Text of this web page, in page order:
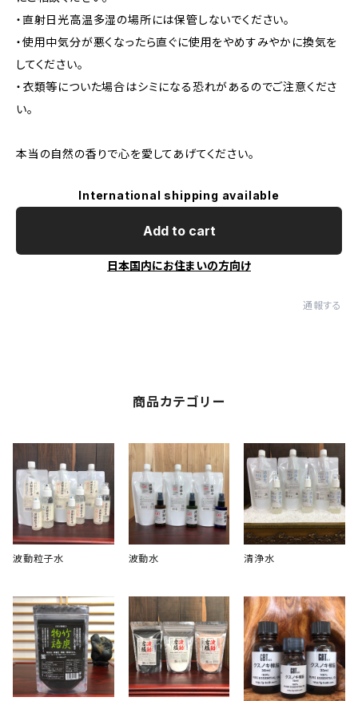
・直射日光高温多湿の場所には保管しないでください。
・使用中気分が悪くなったら直ぐに使用をやめすみやかに換気を
してください。
・衣類等についた場合はシミになる恐れがあるのでご注意くださ
い。
本当の自然の香りで心を愛してあげてください。
International shipping available
Add to cart
日本国内にお住まいの方向け
通報する
商品カテゴリー
波動粒子水 波動水 清浄水